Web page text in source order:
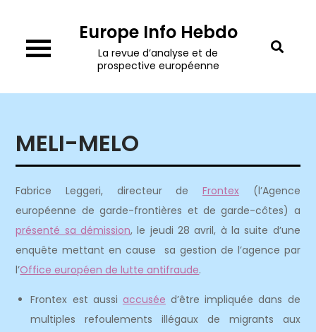
content
Europe Info Hebdo
La revue d’analyse et de
prospective européenne
MELI-MELO
Fabrice Leggeri, directeur de Frontex(l’Agence
européenne de garde-frontières et de garde-côtes) a
présenté sa démission, le jeudi 28 avril, à la suite d’une
enquête mettant en cause sa gestion de l’agence par
l’Office européen de lutte antifraude.
Frontex est aussi accusée d’être impliquée dans de
multiples refoulements illégaux de migrants aux